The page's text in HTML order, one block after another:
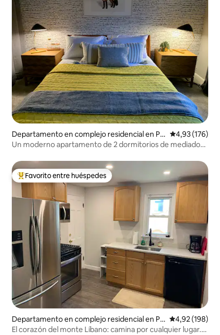
Departamento en complejo residencial en Pit
tsburgh
Calificación
4,93 (176)
Un moderno apartamento de 2 dormitorios de mediados
Favorito entre los huéspedes más destacados
Favorito entre huéspedes
Departamento en complejo residencial en Pit
tsburgh
Calificación
4,92 (198)
El corazón del monte Líbano: camina por cualquier lugar.